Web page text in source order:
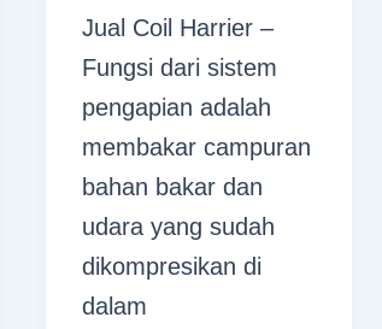
Jual Coil Harrier –
Fungsi dari sistem
pengapian adalah
membakar campuran
bahan bakar dan
udara yang sudah
dikompresikan di
dalam